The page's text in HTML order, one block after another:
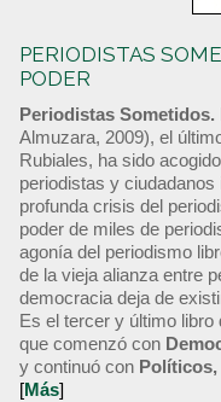
PERIODISTAS
PODER
Periodistas
Almuzara, 2009), el
Rubiales, ha sido
periodistas y
profunda crisis del
poder de miles de
agonía del periodismo
de la vieja alianza entre
democracia deja de
Es el tercer y último
que comenzó con
y continuó con
[Más]